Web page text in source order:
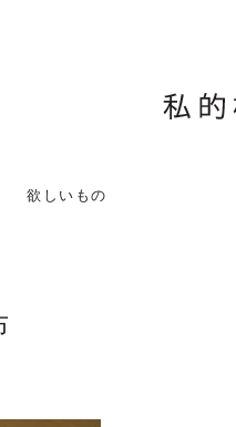
欲しいもの